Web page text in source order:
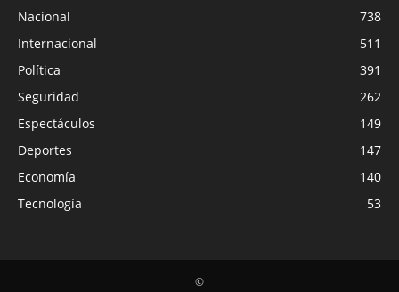
Nacional
738
Internacional
511
Política
391
Seguridad
262
Espectáculos
149
Deportes
147
Economía
140
Tecnología
53
©